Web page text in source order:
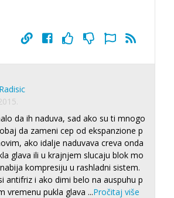
da ih naduva, sad ako su ti mnogo
da zameni cep od ekspanzione p
ako idalje naduvava creva onda
glava ili u krajnjem slucaju blok mo
kompresiju u rashladni sistem.
antifriz i ako dimi belo na auspuhu p
vremenu pukla glava ...Pročitaj više